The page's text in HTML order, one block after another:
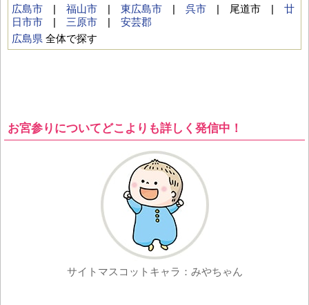
広島市 | 福山市 | 東広島市 | 呉市 | 尾道市 | 廿
日市市 | 三原市 | 安芸郡
広島県 全体で探す
お宮参りについてどこよりも詳しく発信中！
サイトマスコットキャラ：みやちゃん